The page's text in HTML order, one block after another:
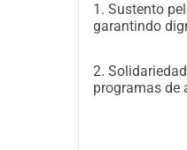
1. Sustento
garantindo
2.
programas de